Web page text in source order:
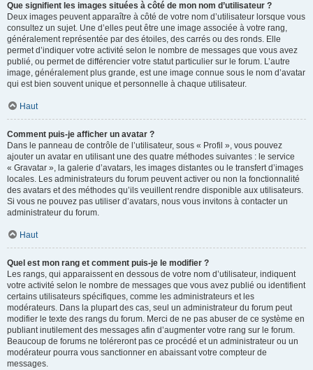
Que signifient les images situées à côté de mon nom d’utilisateur ?
Deux images peuvent apparaître à côté de votre nom d’utilisateur lorsque vous
consultez un sujet. Une d’elles peut être une image associée à votre rang,
généralement représentée par des étoiles, des carrés ou des ronds. Elle
permet d’indiquer votre activité selon le nombre de messages que vous avez
publié, ou permet de différencier votre statut particulier sur le forum. L’autre
image, généralement plus grande, est une image connue sous le nom d’avatar
qui est bien souvent unique et personnelle à chaque utilisateur.
Haut
Comment puis-je afficher un avatar ?
Dans le panneau de contrôle de l’utilisateur, sous « Profil », vous pouvez
ajouter un avatar en utilisant une des quatre méthodes suivantes : le service
« Gravatar », la galerie d’avatars, les images distantes ou le transfert d’images
locales. Les administrateurs du forum peuvent activer ou non la fonctionnalité
des avatars et des méthodes qu’ils veuillent rendre disponible aux utilisateurs.
Si vous ne pouvez pas utiliser d’avatars, nous vous invitons à contacter un
administrateur du forum.
Haut
Quel est mon rang et comment puis-je le modifier ?
Les rangs, qui apparaissent en dessous de votre nom d’utilisateur, indiquent
votre activité selon le nombre de messages que vous avez publié ou identifient
certains utilisateurs spécifiques, comme les administrateurs et les
modérateurs. Dans la plupart des cas, seul un administrateur du forum peut
modifier le texte des rangs du forum. Merci de ne pas abuser de ce système en
publiant inutilement des messages afin d’augmenter votre rang sur le forum.
Beaucoup de forums ne toléreront pas ce procédé et un administrateur ou un
modérateur pourra vous sanctionner en abaissant votre compteur de
messages.